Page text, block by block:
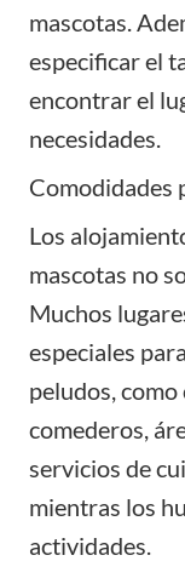
mascotas.
especificar el
encontrar el
necesidades.
Comodidades
Los
mascotas no
Muchos
especiales
peludos, como
comederos,
servicios de
mientras los
actividades.